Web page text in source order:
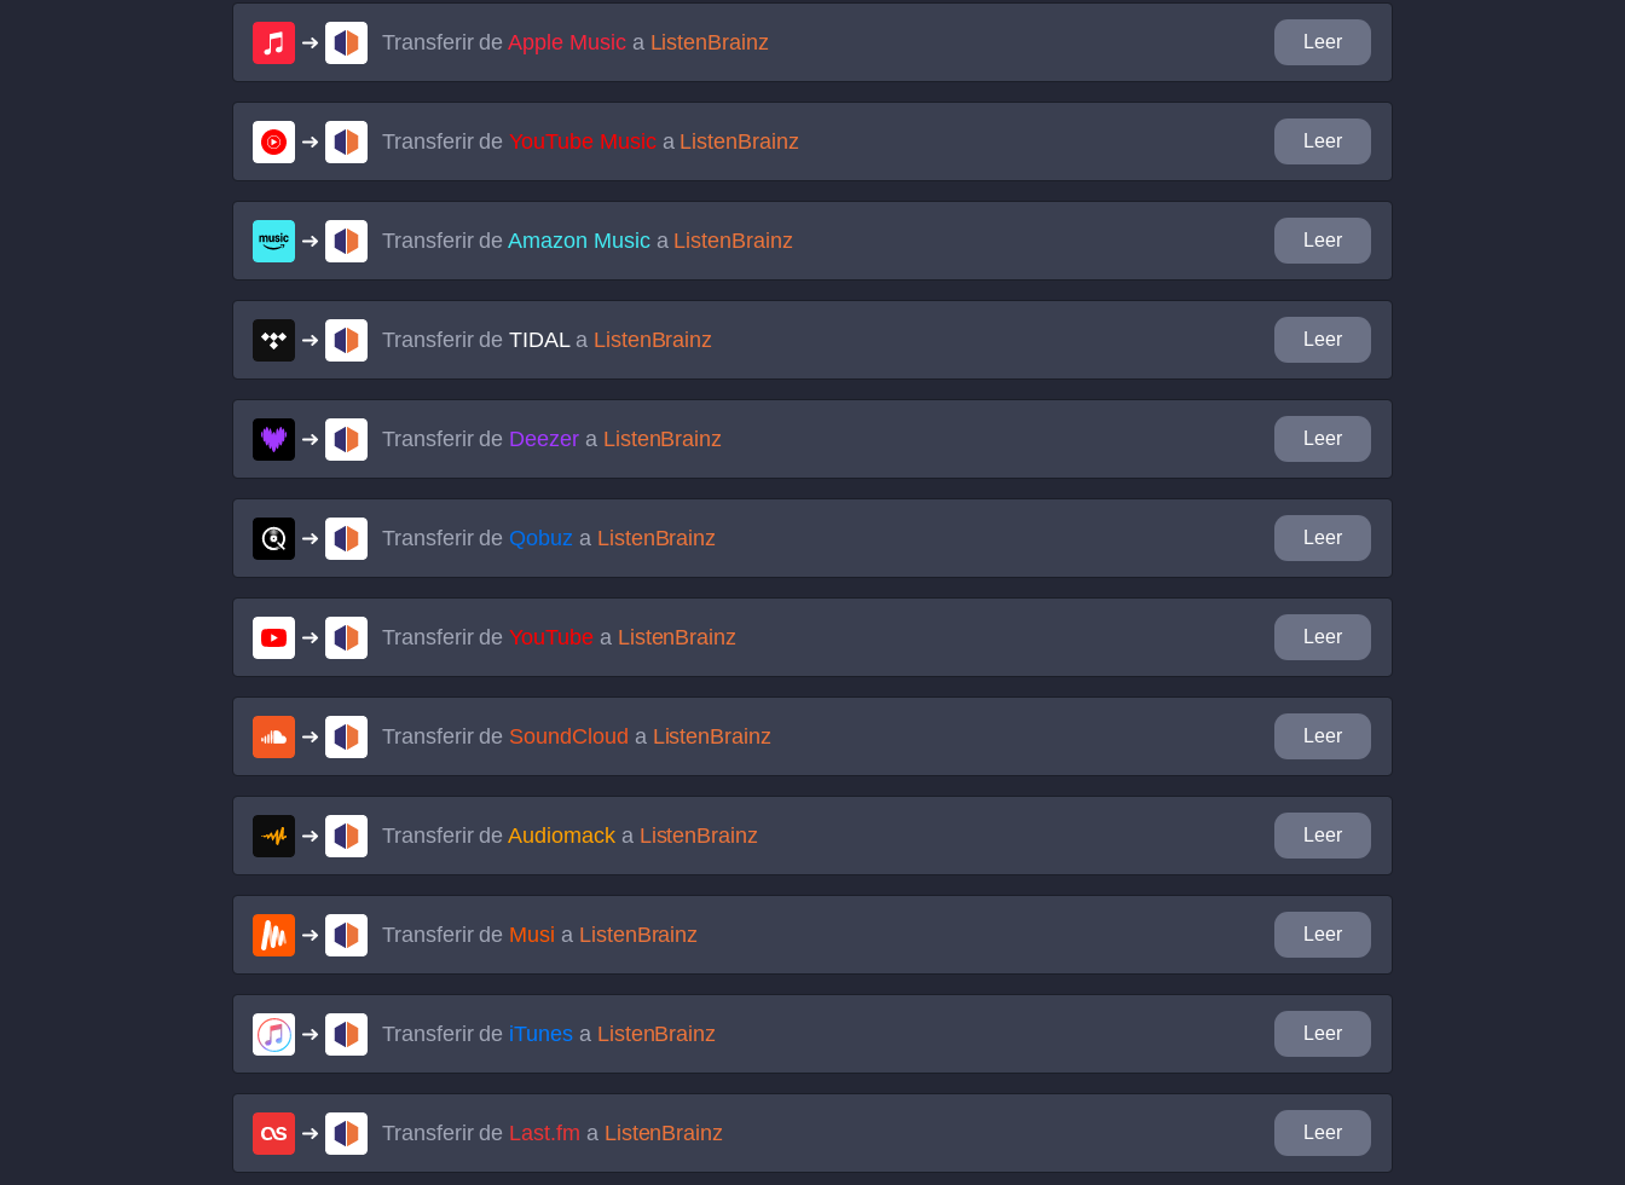
Transferir deApple Musica ListenBrainz Leer
Transferir deYouTube Musica ListenBrainz Leer
Transferir deAmazon Musica ListenBrainz Leer
Transferir deTIDALa ListenBrainz Leer
Transferir de Deezera ListenBrainz Leer
Transferir de Qobuz a ListenBrainz Leer
Transferir deYouTubea ListenBrainz Leer
Transferir de SoundCloud a ListenBrainz Leer
Transferir deAudiomacka ListenBrainz Leer
Transferir de Musi a ListenBrainz Leer
Transferir de iTunesa ListenBrainz Leer
Transferir de Last.fm a ListenBrainz Leer